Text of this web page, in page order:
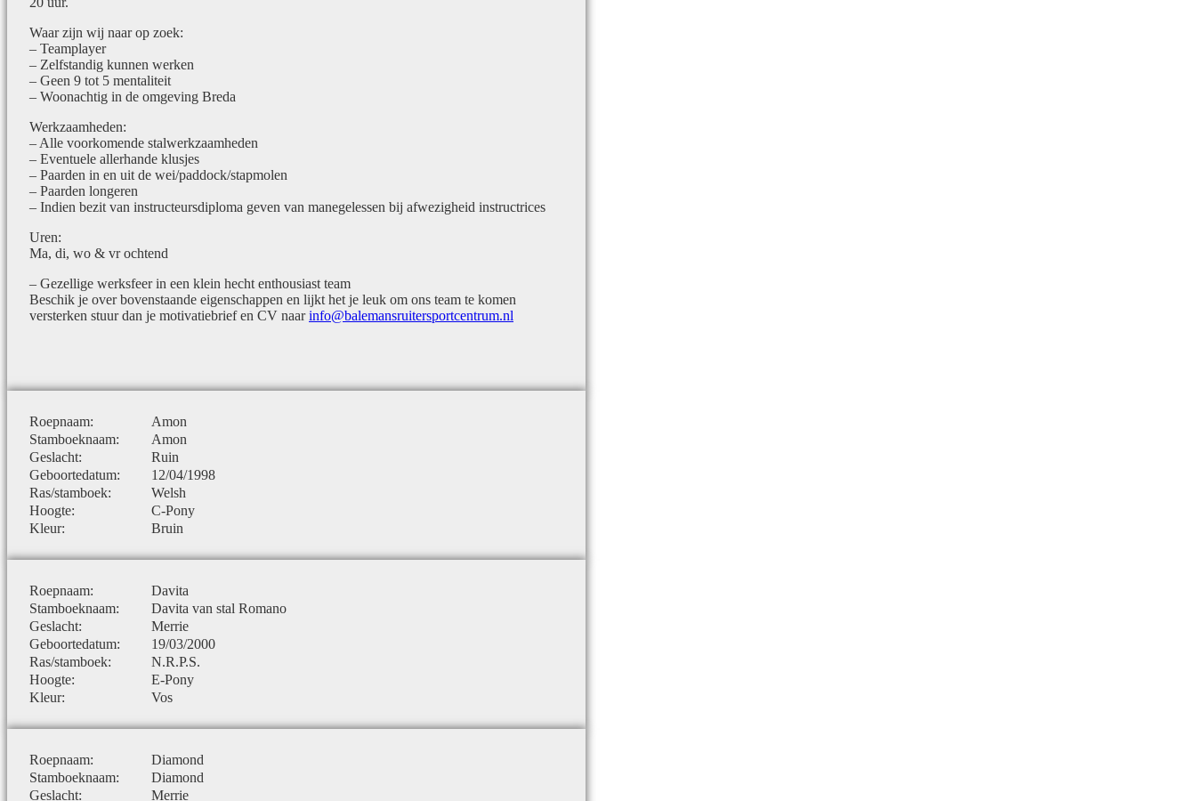
Waar zijn wij naar op zoek:
– Teamplayer
– Zelfstandig kunnen werken
– Geen 9 tot 5 mentaliteit
– Woonachtig in de omgeving Breda
Werkzaamheden:
– Alle voorkomende stalwerkzaamheden
– Eventuele allerhande klusjes
– Paarden in en uit de wei/paddock/stapmolen
– Paarden longeren
– Indien bezit van instructeursdiploma geven van manegelessen bij afwezigheid instructrices
Uren:
Ma, di, wo & vr ochtend
– Gezellige werksfeer in een klein hecht enthousiast team
Beschik je over bovenstaande eigenschappen en lijkt het je leuk om ons team te komen
versterken stuur dan je motivatiebrief en CV naarinfo@balemansruitersportcentrum.nl
Roepnaam:
Amon
Stamboeknaam:
Amon
Geslacht:
Ruin
Geboortedatum:
12/04/1998
Ras/stamboek:
Welsh
Hoogte:
C-Pony
Kleur:
Bruin
Roepnaam:
Davita
Stamboeknaam:
Davita van stal Romano
Geslacht:
Merrie
Geboortedatum:
19/03/2000
Ras/stamboek:
N.R.P.S.
Hoogte:
E-Pony
Kleur:
Vos
Roepnaam:
Diamond
Stamboeknaam:
Diamond
Geslacht:
Merrie